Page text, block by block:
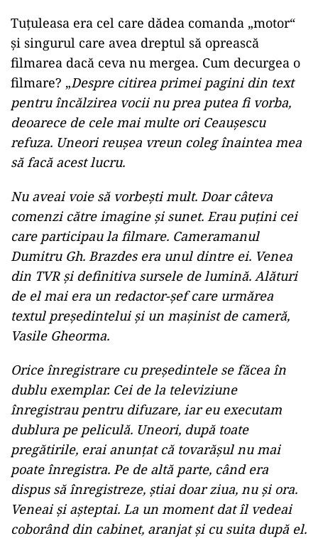
Tuţuleasa era cel care dădea comanda „motor“
şi singurul care avea dreptul să oprească
filmarea dacă ceva nu mergea. Cum decurgea o
filmare? „Despre citirea primei pagini din text
pentru încălzirea vocii nu prea putea fi vorba,
deoarece de cele mai multe ori Ceauşescu
refuza. Uneori reuşea vreun coleg înaintea mea
să facă acest lucru.
Nu aveai voie să vorbeşti mult. Doar câteva
comenzi către imagine şi sunet. Erau puţini cei
care participau la filmare. Cameramanul
Dumitru Gh. Brazdes era unul dintre ei. Venea
din TVR şi definitiva sursele de lumină. Alături
de el mai era un redactor-şef care urmărea
textul preşedintelui şi un maşinist de cameră,
Vasile Gheorma.
Orice înregistrare cu preşedintele se făcea în
dublu exemplar. Cei de la televiziune
înregistrau pentru difuzare, iar eu executam
dublura pe peliculă. Uneori, după toate
pregătirile, erai anunţat că tovarăşul nu mai
poate înregistra. Pe de altă parte, când era
dispus să înregistreze, ştiai doar ziua, nu şi ora.
Veneai şi aşteptai. La un moment dat îl vedeai
coborând din cabinet, aranjat şi cu suita după el.